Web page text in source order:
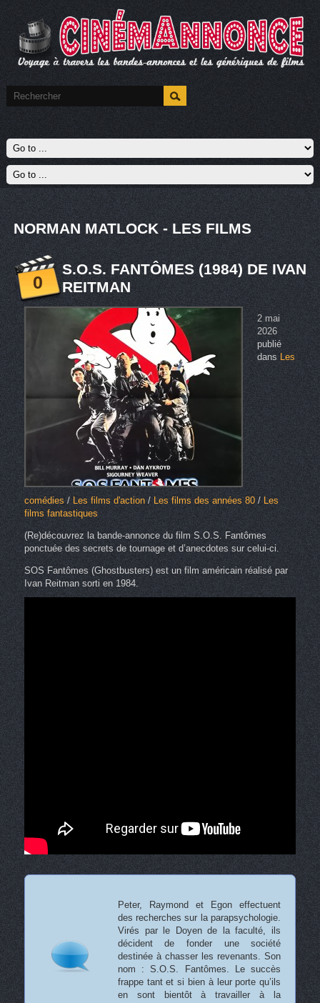
NORMAN MATLOCK - LES FILMS
0
S.O.S. FANTÔMES (1984) DE IVAN
REITMAN
2 mai
2026
publié
dansLes
comédies/ Les films d'action/ Les films des années 80/Les
films fantastiques
(Re)découvrez la bande-annonce du film S.O.S. Fantômes
ponctuée des secrets de tournage et d’anecdotes sur celui-ci.
SOS Fantômes (Ghostbusters) est un film américain réalisé par
Ivan Reitman sorti en 1984.
Peter, Raymond et Egon effectuent
des recherches sur la parapsychologie.
Virés par le Doyen de la faculté, ils
décident de fonder une société
destinée à chasser les revenants. Son
nom : S.O.S. Fantômes. Le succès
frappe tant et si bien à leur porte qu’ils
en sont bientôt à travailler à la